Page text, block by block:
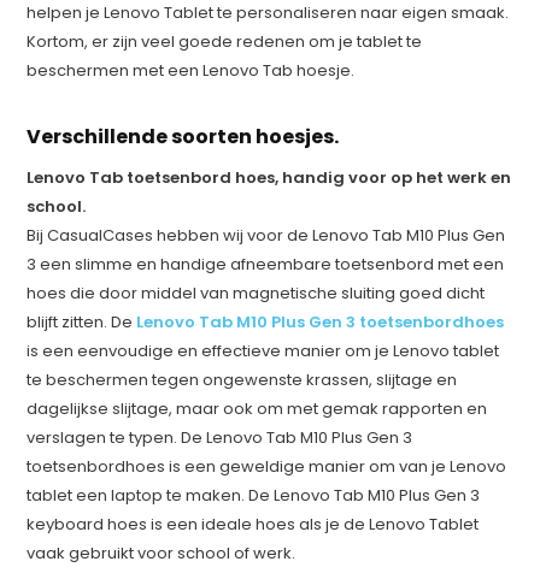
helpen je Lenovo Tablet te personaliseren naar eigen smaak.
Kortom, er zijn veel goede redenen om je tablet te
beschermen met een Lenovo Tab hoesje.
Verschillende soorten hoesjes.
Lenovo Tab toetsenbord hoes, handig voor op het werk en
school.
Bij CasualCases hebben wij voor de Lenovo Tab M10 Plus Gen
3 een slimme en handige afneembare toetsenbord met een
hoes die door middel van magnetische sluiting goed dicht
blijft zitten. De Lenovo Tab M10 Plus Gen 3 toetsenbordhoes
is een eenvoudige en effectieve manier om je Lenovo tablet
te beschermen tegen ongewenste krassen, slijtage en
dagelijkse slijtage, maar ook om met gemak rapporten en
verslagen te typen. De Lenovo Tab M10 Plus Gen 3
toetsenbordhoes is een geweldige manier om van je Lenovo
tablet een laptop te maken. De Lenovo Tab M10 Plus Gen 3
keyboard hoes is een ideale hoes als je de Lenovo Tablet
vaak gebruikt voor school of werk.